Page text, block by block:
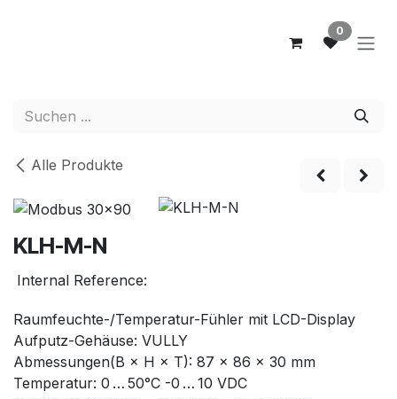
0
Alle Produkte
KLH-M-N
Internal Reference:
Raumfeuchte-/Temperatur-Fühler mit LCD-Display
Aufputz-Gehäuse: VULLY
Abmessungen(B × H × T): 87 × 86 × 30 mm
Temperatur: 0 … 50°C -0 … 10 VDC